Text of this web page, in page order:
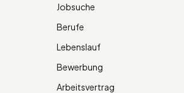
Jobsuche
Berufe
Lebenslauf
Bewerbung
Arbeitsvertrag